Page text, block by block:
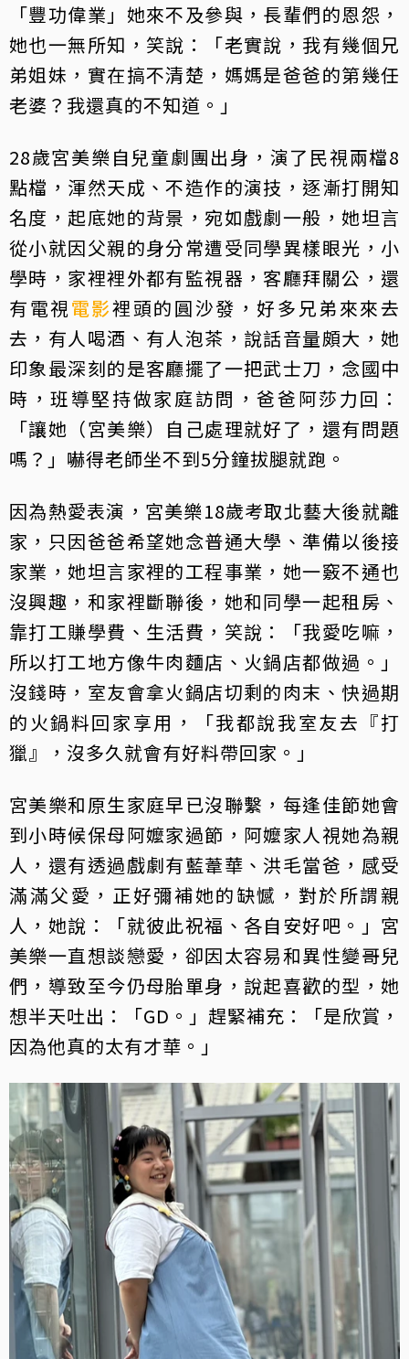
「豐功偉業」她來不及參與，長輩們的恩怨，
她也一無所知，笑說：「老實說，我有幾個兄
弟姐妹，實在搞不清楚，媽媽是爸爸的第幾任
老婆？我還真的不知道。」
28歲宮美樂自兒童劇團出身，演了民視兩檔8
點檔，渾然天成、不造作的演技，逐漸打開知
名度，起底她的背景，宛如戲劇一般，她坦言
從小就因父親的身分常遭受同學異樣眼光，小
學時，家裡裡外都有監視器，客廳拜關公，還
有電視電影裡頭的圓沙發，好多兄弟來來去
去，有人喝酒、有人泡茶，說話音量頗大，她
印象最深刻的是客廳擺了一把武士刀，念國中
時，班導堅持做家庭訪問，爸爸阿莎力回：
「讓她（宮美樂）自己處理就好了，還有問題
嗎？」嚇得老師坐不到5分鐘拔腿就跑。
因為熱愛表演，宮美樂18歲考取北藝大後就離
家，只因爸爸希望她念普通大學、準備以後接
家業，她坦言家裡的工程事業，她一竅不通也
沒興趣，和家裡斷聯後，她和同學一起租房、
靠打工賺學費、生活費，笑說：「我愛吃嘛，
所以打工地方像牛肉麵店、火鍋店都做過。」
沒錢時，室友會拿火鍋店切剩的肉末、快過期
的火鍋料回家享用，「我都說我室友去『打
獵』，沒多久就會有好料帶回家。」
宮美樂和原生家庭早已沒聯繫，每逢佳節她會
到小時候保母阿嬤家過節，阿嬤家人視她為親
人，還有透過戲劇有藍葦華、洪毛當爸，感受
滿滿父愛，正好彌補她的缺憾，對於所謂親
人，她說：「就彼此祝福、各自安好吧。」宮
美樂一直想談戀愛，卻因太容易和異性變哥兒
們，導致至今仍母胎單身，說起喜歡的型，她
想半天吐出：「GD。」趕緊補充：「是欣賞，
因為他真的太有才華。」